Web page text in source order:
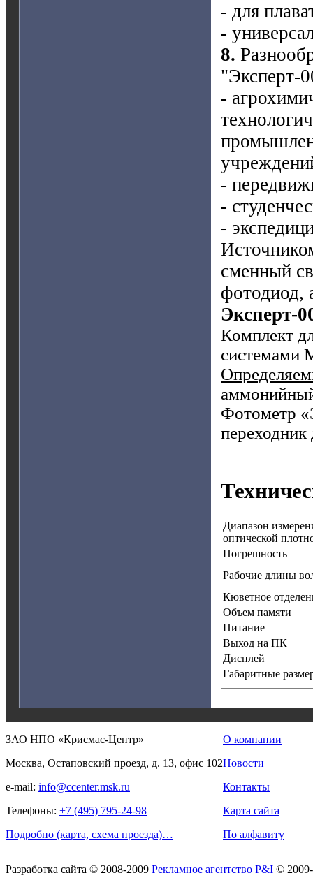
- для
-
8.
"Эксперт-
-
-
-
-
сменный
фотодиод,
Эксперт-
Комплект
системами
Фотометр
Диапазон
оптической
Погрешность
Рабочие длины
Кюветное
Объем памяти
Питание
Выход на ПК
Дисплей
Габаритные
ЗАО НПО «Крисмас-Центр»
Москва, Остаповский проезд, д. 13, офис 102
e-mail: info@ccenter.msk.ru
Телефоны: +7 (495) 795-24-98
Подробно (карта, схема проезда)…
О компании
Новости
Контакты
Карта сайта
По алфавиту
Разработка сайта © 2008-2009 Рекламное агентство P&I ©